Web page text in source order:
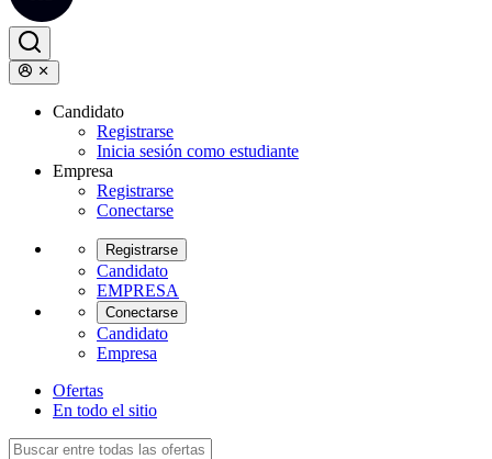
Candidato
Registrarse
Inicia sesión como estudiante
Empresa
Registrarse
Conectarse
Registrarse
Candidato
EMPRESA
Conectarse
Candidato
Empresa
Ofertas
En todo el sitio